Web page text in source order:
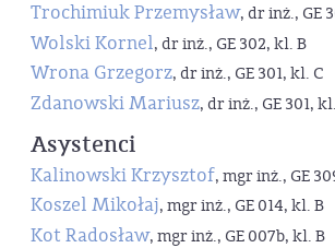
Trochimiuk Przemysław, dr inż., GE
Wolski Kornel, dr inż., GE 302, kl. B
Wrona Grzegorz, dr inż., GE 301, kl. C
Zdanowski Mariusz, dr inż., GE 301,
Asystenci
Kalinowski Krzysztof, mgr inż., GE
Koszel Mikołaj, mgr inż., GE 014, kl. B
Kot Radosław, mgr inż., GE 007b, kl. B